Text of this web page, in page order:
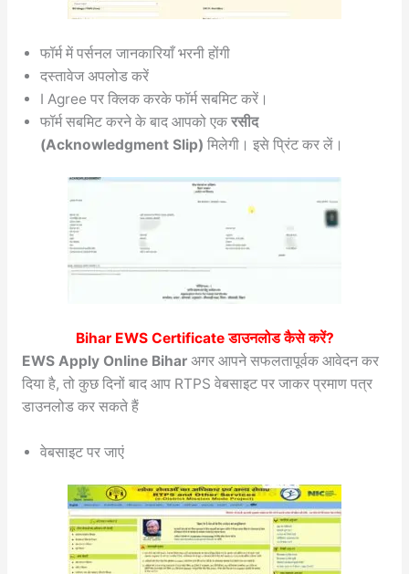
फॉर्म में पर्सनल जानकारियाँ भरनी होंगी
दस्तावेज अपलोड करें
I Agree पर क्लिक करके फॉर्म सबमिट करें।
फॉर्म सबमिट करने के बाद आपको एक रसीद
(Acknowledgment Slip) मिलेगी। इसे प्रिंट कर लें।
Bihar EWS Certificate डाउनलोड कैसे करें?
EWS Apply Online Bihar अगर आपने सफलतापूर्वक आवेदन कर
दिया है, तो कुछ दिनों बाद आप RTPS वेबसाइट पर जाकर प्रमाण पत्र
डाउनलोड कर सकते हैं
वेबसाइट पर जाएं